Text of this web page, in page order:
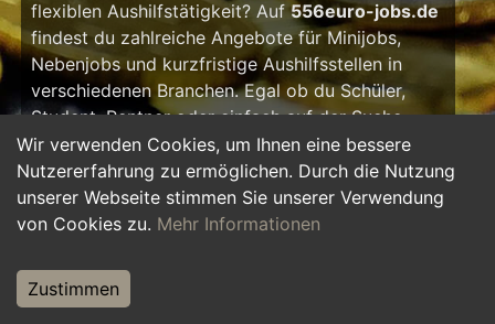
Wir verwenden Cookies, um Ihnen eine bessere
Nutzererfahrung zu ermöglichen. Durch die Nutzung
unserer Webseite stimmen Sie unserer Verwendung
von Cookies zu. Mehr Informationen
Zustimmen
flexiblen Aushilfstätigkeit? Auf556euro-jobs.de
findest du zahlreiche Angebote für Minijobs,
Nebenjobs und kurzfristige Aushilfsstellen in
verschiedenen Branchen. Egal ob du Schüler,
Student, Rentner oder einfach auf der Suche
nach einem kleinen Zusatzverdienst bist – hier
findest du die passende Tätigkeit, die zu deinem
Zeitplan passt.
Ein Nebenjob oder Aushilfsjob bietet viele